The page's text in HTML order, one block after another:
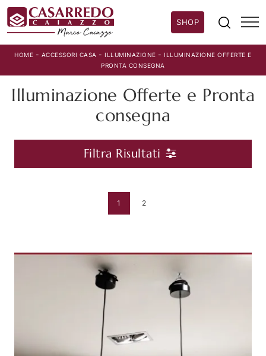
SHOP
HOME - ACCESSORI CASA -ILLUMINAZIONE -ILLUMINAZIONE OFFERTE E
PRONTA CONSEGNA
Illuminazione Offerte e Pronta
consegna
Filtra Risultati
1 2